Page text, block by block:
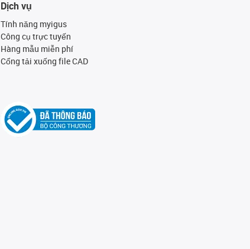
Dịch vụ
Tính năng myigus
Công cụ trực tuyến
Hàng mẫu miễn phí
Cổng tải xuống file CAD